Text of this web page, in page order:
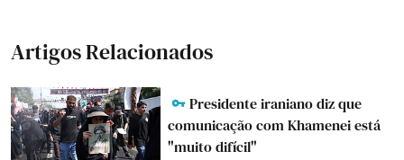
Artigos Relacionados
Presidente iraniano diz que
comunicação com Khamenei está
"muito difícil"